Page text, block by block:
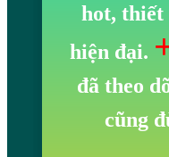
hot, thiết
hiện đại.
đã theo
cũng